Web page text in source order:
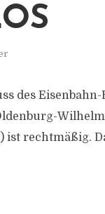
des
ist rechtmäßig.